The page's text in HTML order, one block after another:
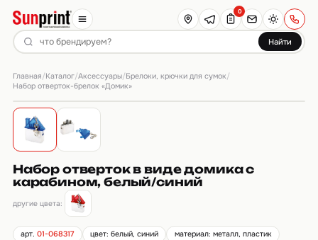
Найти
0
Главная/Каталог/Аксессуары/Брелоки, крючки для сумок/
Набор отверток-брелок «Домик»
Набор отверток в виде домика с
карабином, белый/синий
другие цвета:
арт.01-068317 цвет: белый, синий
материал: металл, пластик